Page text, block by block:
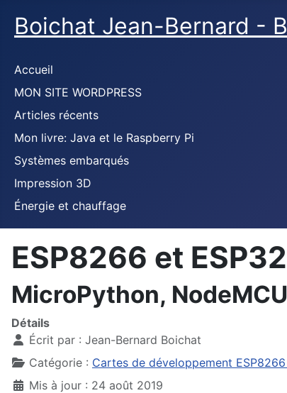
Boichat Jean-Bernard -
Accueil
MON SITE WORDPRESS
Articles récents
Mon livre: Java et le Raspberry Pi
Systèmes embarqués
Impression 3D
Énergie et chauffage
ESP8266 et ESP32
MicroPython,
Détails
Écrit par : Jean-Bernard Boichat
Catégorie : Cartes de développement
Mis à jour : 24 août 2019